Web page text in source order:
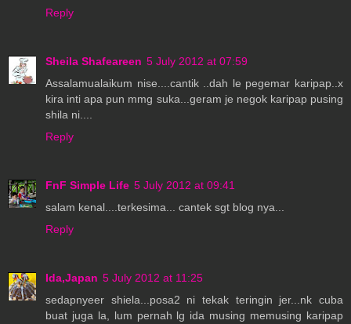
Reply
Sheila Shafeareen 5 July 2012 at 07:59
Assalamualaikum nise....cantik ..dah le pegemar karipap..x
kira inti apa pun mmg suka...geram je negok karipap pusing
shila ni....
Reply
FnF Simple Life 5 July 2012 at 09:41
salam kenal....terkesima... cantek sgt blog nya...
Reply
Ida,Japan 5 July 2012 at 11:25
sedapnyeer shiela...posa2 ni tekak teringin jer...nk cuba
buat juga la, lum pernah lg ida musing memusing karipap